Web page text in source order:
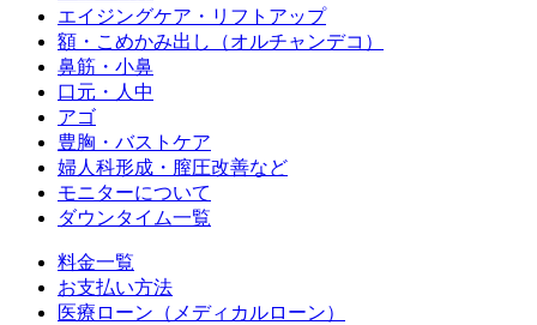
エイジングケア・リフトアップ
額・こめかみ出し（オルチャンデコ）
鼻筋・小鼻
口元・人中
アゴ
豊胸・バストケア
婦人科形成・膣圧改善など
モニターについて
ダウンタイム一覧
料金一覧
お支払い方法
医療ローン（メディカルローン）